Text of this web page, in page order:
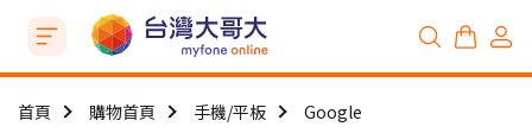
首頁 購物首頁 手機/平板 Google